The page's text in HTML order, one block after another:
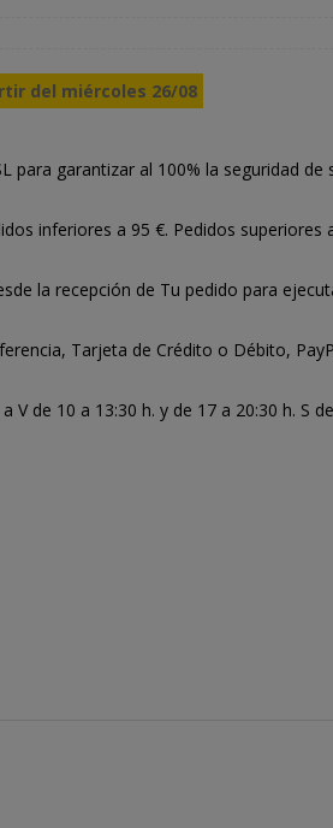
del miércoles 26/08
para garantizar al 100% la seguridad de
inferiores a 95 €. Pedidos superiores
la recepción de Tu pedido para
Tarjeta de Crédito o Débito,
V de 10 a 13:30 h. y de 17 a 20:30 h. S